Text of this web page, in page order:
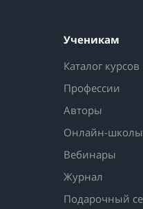
Ученикам
Каталог курсов
Профессии
Авторы
Онлайн-школы
Вебинары
Журнал
Подарочный